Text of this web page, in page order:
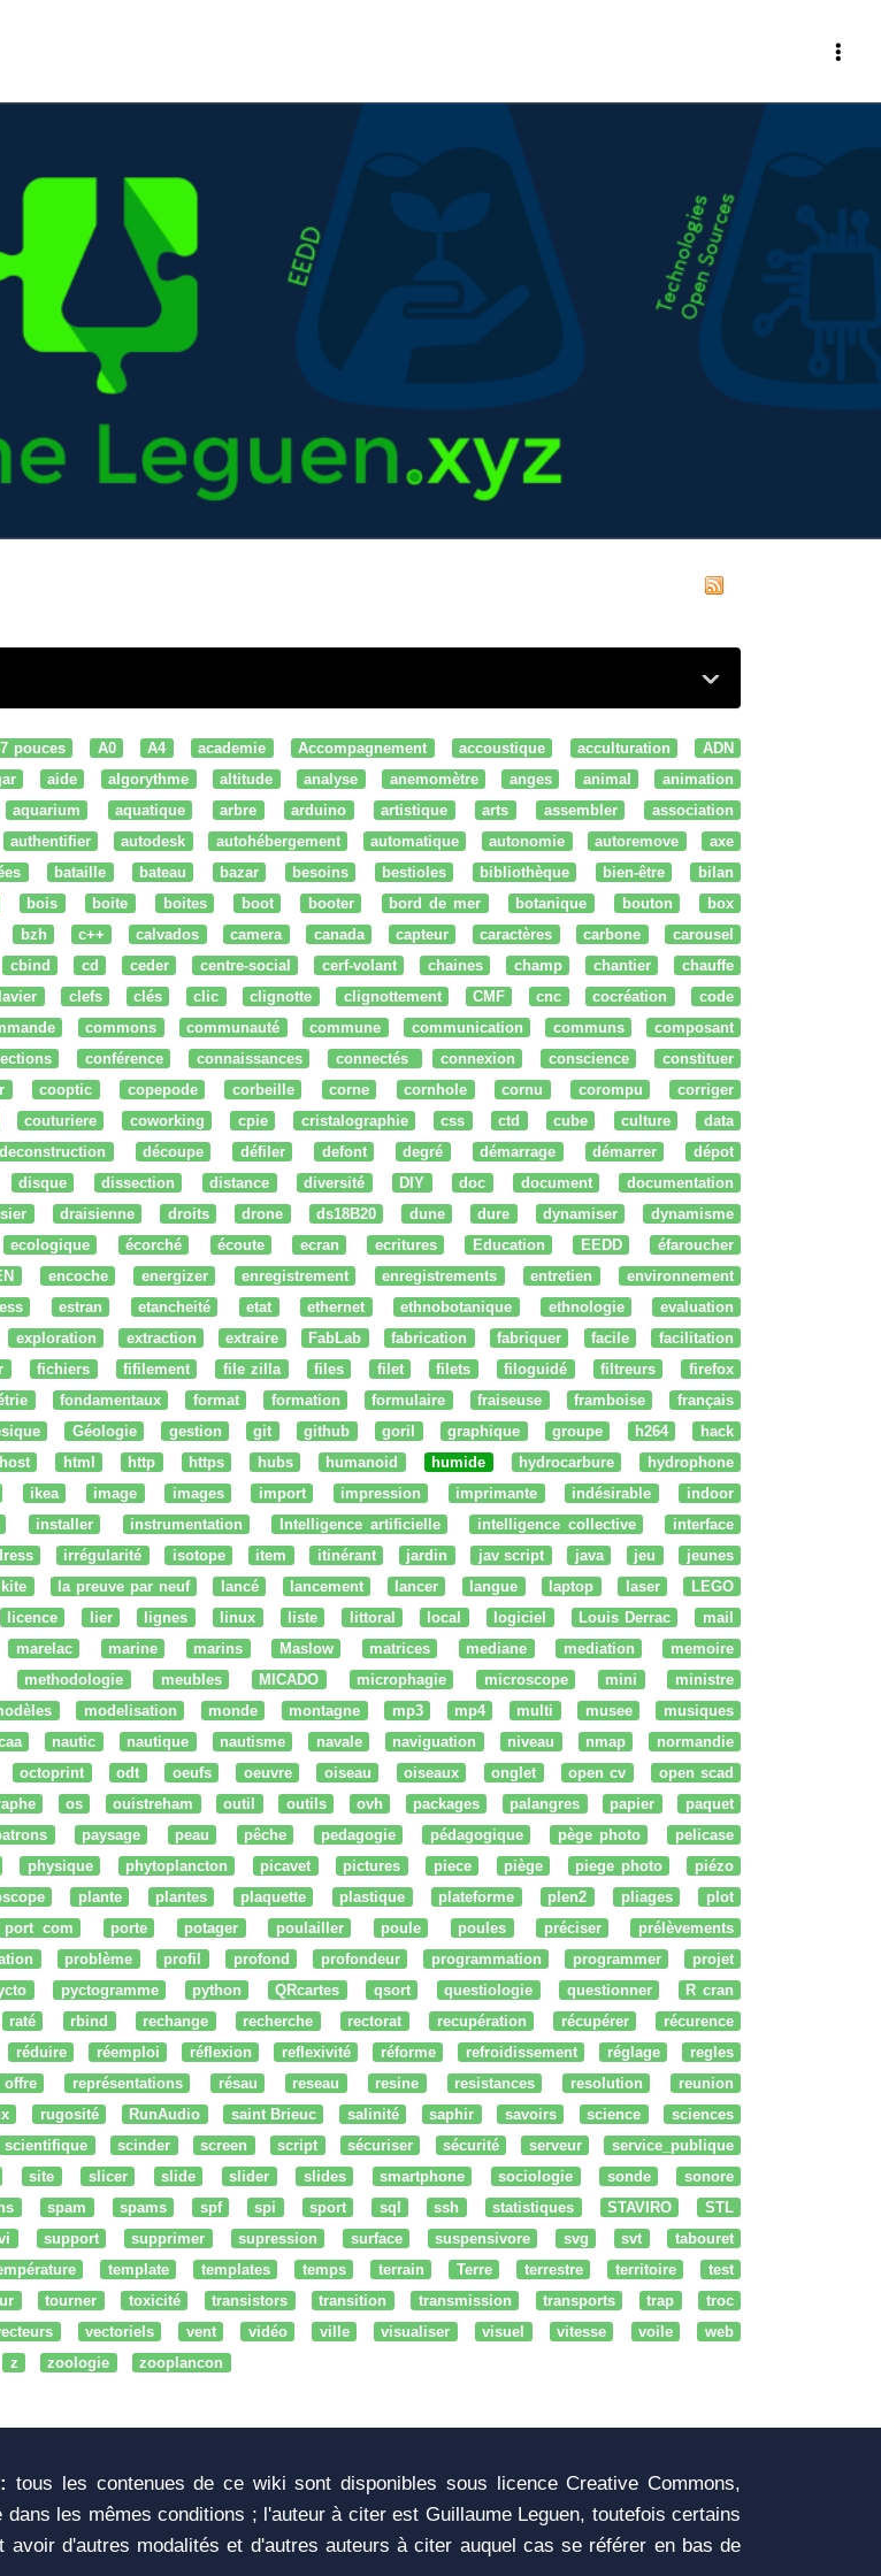
7 pouces A0 A4 academie Accompagnement accoustique acculturation
ADN
aide algorythme altitude analyse anemomètre anges animal
animation
aquarium aquatique arbre arduino artistique arts assembler
association
authentifier autodesk autohébergement automatique autonomie autoremove
axe
bataille bateau bazar besoins bestioles bibliothèque bien-être
bilan
bois boite boites boot booter bord de mer botanique bouton
box
bzh c++ calvados camera canada capteur caractères carbone
carousel
cbind cd ceder centre-social cerf-volant chaines champ chantier
chauffe
clefs clés clic clignotte clignottement CMF cnc cocréation
code
commons communauté commune communication communs
composant
conférence connaissances connectés connexion conscience
constituer
cooptic copepode corbeille corne cornhole cornu corompu
corriger
couturiere coworking cpie cristalographie css ctd cube culture
data
deconstruction découpe défiler defont degré démarrage démarrer
dépot
disque dissection distance diversité DIY doc document
documentation
draisienne droits drone ds18B20 dune dure dynamiser
dynamisme
ecologique écorché écoute ecran ecritures Education EEDD
éfaroucher
encoche energizer enregistrement enregistrements entretien
environnement
ess estran etancheité etat ethernet ethnobotanique ethnologie
evaluation
exploration extraction extraire FabLab fabrication fabriquer facile
facilitation
fichiers fifilement file zilla files filet filets filoguidé filtreurs
firefox
fondamentaux format formation formulaire fraiseuse framboise
français
Géologie gestion git github goril graphique groupe h264
hack
host html http https hubs humanoid humide hydrocarbure
hydrophone
ikea image images import impression imprimante indésirable
indoor
installer instrumentation Intelligence artificielle intelligence collective
interface
irrégularité isotope item itinérant jardin jav script java jeu
jeunes
kite la preuve par neuf lancé lancement lancer langue laptop laser
LEGO
licence lier lignes linux liste littoral local logiciel Louis Derrac
mail
marelac marine marins Maslow matrices mediane mediation
memoire
methodologie meubles MICADO microphagie microscope mini
ministre
modelisation monde montagne mp3 mp4 multi musee
musiques
nautic nautique nautisme navale naviguation niveau nmap
normandie
octoprint odt oeufs oeuvre oiseau oiseaux onglet open cv
open scad
os ouistreham outil outils ovh packages palangres papier
paquet
paysage peau pêche pedagogie pédagogique pège photo
pelicase
physique phytoplancton picavet pictures piece piège piege photo
piézo
plante plantes plaquette plastique plateforme plen2 pliages
plot
port com porte potager poulailler poule poules préciser
prélèvements
problème profil profond profondeur programmation programmer
projet
pyctogramme python QRcartes qsort questiologie questionner
R cran
raté rbind rechange recherche rectorat recupération récupérer
récurence
réduire réemploi réflexion reflexivité réforme refroidissement réglage
regles
représentations résau reseau resine resistances resolution
reunion
rugosité RunAudio saint Brieuc salinité saphir savoirs science
sciences
scientifique scinder screen script sécuriser sécurité serveur
service_publique
site slicer slide slider slides smartphone sociologie sonde
sonore
spam spams spf spi sport sql ssh statistiques STAVIRO
STL
support supprimer supression surface suspensivore svg svt
tabouret
template templates temps terrain Terre terrestre territoire
test
tourner toxicité transistors transition transmission transports trap
troc
vectoriels vent vidéo ville visualiser visuel vitesse voile
web
z zoologie zooplancon
tous les contenues de ce wiki sont disponibles sous licence Creative Commons,
dans les mêmes conditions ; l'auteur à citer est Guillaume Leguen, toutefois certains
avoir d'autres modalités et d'autres auteurs à citer auquel cas se référer en bas de